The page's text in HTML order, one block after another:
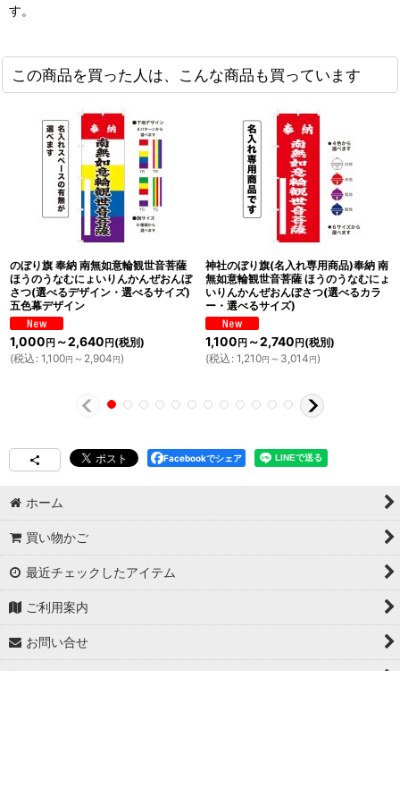
す。
この商品を買った人は、こんな商品も買っています
のぼり旗 奉納 南無如意輪観世音菩薩
ほうのうなむにょいりんかんぜおんぼ
さつ(選べるデザイン・選べるサイズ)
五色幕デザイン
1,000 円 ～2,640 円 (税別)
(税込 : 1,100円 ～2,904円)
神社のぼり旗(名入れ専用商品)奉納 南
無如意輪観世音菩薩 ほうのうなむにょ
いりんかんぜおんぼさつ(選べるカラ
ー・選べるサイズ)
1,100 円 ～2,740 円 (税別)
(税込 : 1,210円 ～3,014円)
Facebookでシェア
ホーム
買い物かご
最近チェックしたアイテム
ご利用案内
お問い合せ